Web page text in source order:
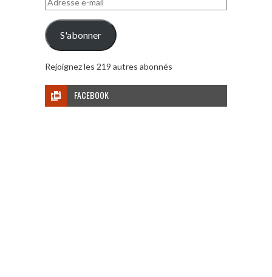
e-
mail
S'abonner
Rejoignez les 219 autres abonnés
FACEBOOK